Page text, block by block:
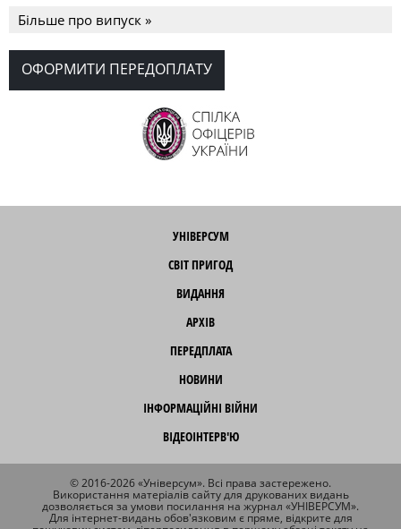
Більше про випуск »
ОФОРМИТИ ПЕРЕДОПЛАТУ
УНІВЕРСУМ
СВІТ ПРИГОД
ВИДАННЯ
АРХІВ
ПЕРЕДПЛАТА
НОВИНИ
ІНФОРМАЦІЙНІ ВІЙНИ
ВІДЕОІНТЕРВ'Ю
© 2016-2026 «Універсум». Всі права застережено.
Використання матеріалів сайту для друкованих видань
дозволяється за умови посилання на журнал «УНІВЕРСУМ».
Для інтернет-видань обов'язковим є пряме, відкрите для